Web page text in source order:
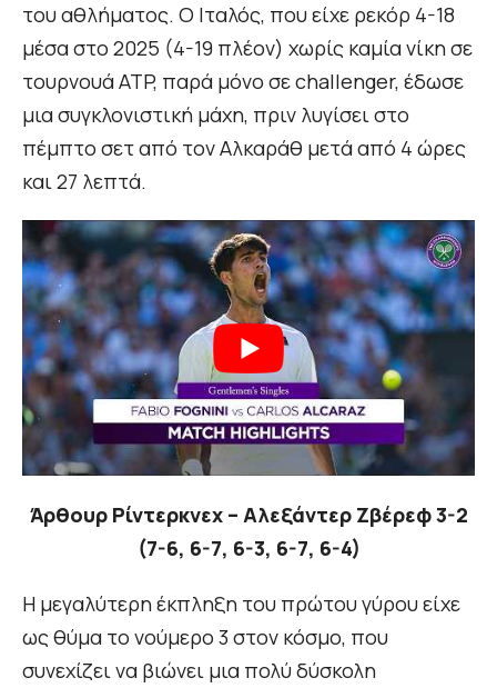
του αθλήματος. Ο Ιταλός, που είχε ρεκόρ 4-18
μέσα στο 2025 (4-19 πλέον) χωρίς καμία νίκη σε
τουρνουά ATP, παρά μόνο σε challenger, έδωσε
μια συγκλονιστική μάχη, πριν λυγίσει στο
πέμπτο σετ από τον Αλκαράθ μετά από 4 ώρες
και 27 λεπτά.
Άρθουρ Ρίντερκνεχ – Αλεξάντερ Ζβέρεφ 3-2
(7-6, 6-7, 6-3, 6-7, 6-4)
Η μεγαλύτερη έκπληξη του πρώτου γύρου είχε
ως θύμα το νούμερο 3 στον κόσμο, που
συνεχίζει να βιώνει μια πολύ δύσκολη